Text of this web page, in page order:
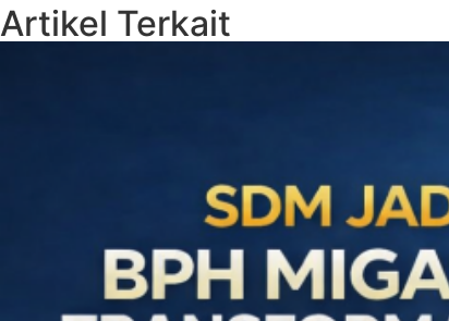
Artikel Terkait